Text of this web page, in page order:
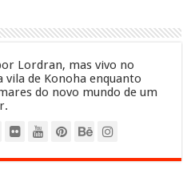
Lordran, mas vivo no
vila de Konoha enquanto
do novo mundo de um